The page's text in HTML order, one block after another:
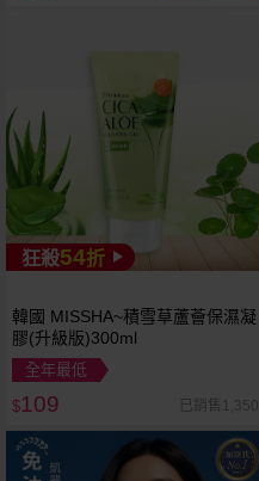
狂殺54折
韓國 MISSHA~積雪草蘆薈保濕凝
膠(升級版)300ml
全年最低
$109 已銷售1,350